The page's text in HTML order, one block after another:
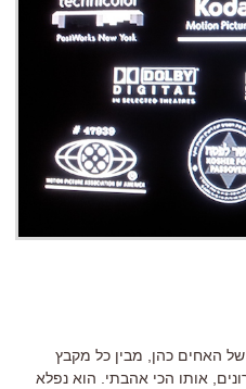
של האחים כהן, מבין כל מקבץ
אותו הכי אהבתי. הוא נפלא